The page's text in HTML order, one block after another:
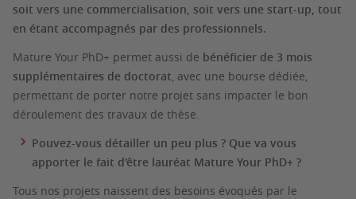
soit vers une commercialisation, soit vers une start-up, tout
en étant accompagnés par des professionnels.
Mature Your PhD+ permet aussi de bénéficier de 3 mois
supplémentaires de doctorat, avec une bourse dédiée,
permettant de porter notre projet sans impacter le bon
déroulement des travaux de thèse.
Pouvez-vous détailler un peu plus ? Que va vous
apporter le fait d'être lauréat Mature Your PhD+ ?
Tous nos projets naissent des besoins évoqués par le